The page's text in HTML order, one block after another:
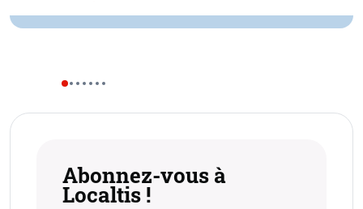
Abonnez-vous à
Localtis !